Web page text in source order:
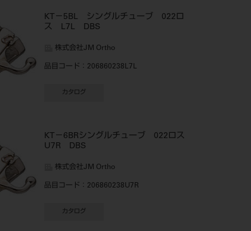
KT－5BL シングルチューブ 022ロ
ス L7L DBS
株式会社JM Ortho
品目コード ：206860238L7L
カタログ
KT－6BRシングルチューブ 022ロス
U7R DBS
株式会社JM Ortho
品目コード ：206860238U7R
カタログ